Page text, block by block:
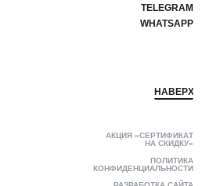
АКЦИЯ «СЕРТИФИКАТ
НА СКИДКУ»
ПОЛИТИКА
КОНФИДЕНЦИАЛЬНОСТИ
НАВЕРХ
TELEGRAM
WHATSAPP